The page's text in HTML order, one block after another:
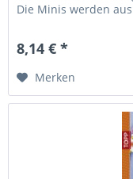
Die Minis werden
8,14 € *
Merken